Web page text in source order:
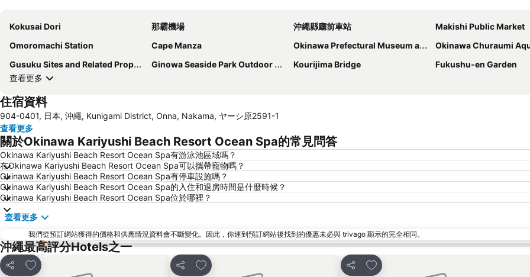
Kokusai Dori 那霸機場 沖繩縣廳前車站
Makishi Public Market
Omoromachi Station
Cape Manza Okinawa Prefectural Museum and Art Museum
Okinawa Churaumi
Gusuku Sites and Related Properties of the Kingdom of Ryukyu
Ginowa Seaside Park Outdoor Amphitheater Kourijima Bridge
Fukushu-en Garden
查看更多
住宿資料
904-0401, 日本, 沖繩, Kunigami District, Onna, Nakama, ヤーシ原2591-1
查看更多
關於Okinawa Kariyushi Beach Resort Ocean Spa的常見問答
Okinawa Kariyushi Beach Resort Ocean Spa有游泳池區域嗎？
在Okinawa Kariyushi Beach Resort Ocean Spa可以攜帶寵物嗎？
Okinawa Kariyushi Beach Resort Ocean Spa有停車設施嗎？
Okinawa Kariyushi Beach Resort Ocean Spa的入住和退房時間是什麼時候？
Okinawa Kariyushi Beach Resort Ocean Spa位於哪裡？
查看更多
我們從預訂網站獲得的價格和供應情況資料會不斷變化。因此，你連到預訂網站後找到的優惠未必與 trivago 顯示的完全相同。
沖繩最高評分Hotels之一
分享
放到收藏夾
分享
放到收藏夾
分享
放到收藏夾